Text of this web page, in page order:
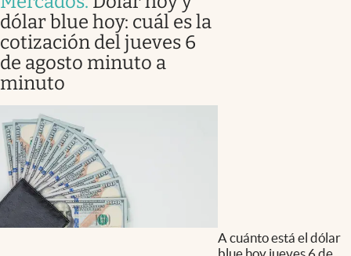
dólar blue hoy: cuál es la
cotización del jueves 6
de agosto minuto a
minuto
A cuánto está el dólar